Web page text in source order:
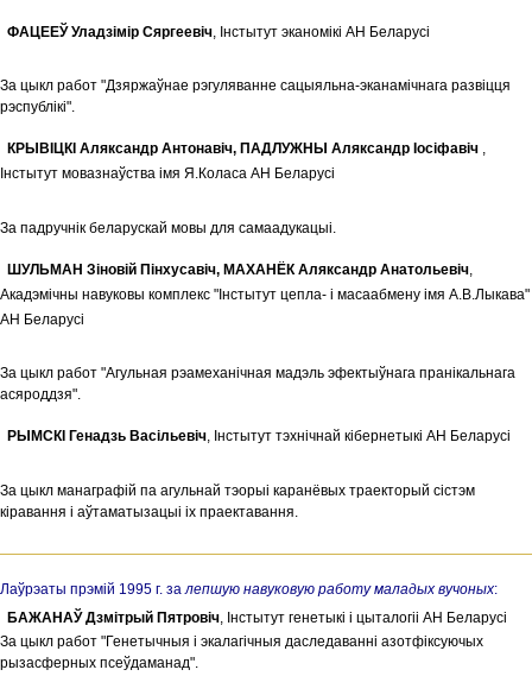
ФАЦЕЕЎ Уладзімір Сяргеевіч , Інстытут эканомікі АН Беларусi
За цыкл работ "Дзяржаўнае рэгуляванне сацыяльна-эканамічнага развіцця
рэспублікі".
КРЫВIЦКІ Аляксандр Антонавіч, ПАДЛУЖНЫ Аляксандр Іосіфавіч ,
Інстытут мовазнаўства iмя Я.Коласа АН Беларусi
За падручнік беларускай мовы для самаадукацыі.
ШУЛЬМАН Зіновій Пінхусавіч, МАХАНЁК Аляксандр Анатольевіч
Акадэмiчны навуковы комплекс "Iнстытут цепла- i масаабмену iмя А.В.Лыкава"
АН Беларусi
За цыкл работ "Агульная рэамеханiчная мадэль эфектыўнага пранiкальнага
асяроддзя".
РЫМСКІ Генадзь Васiльевiч, Iнстытут тэхнiчнай кiбернетыкi АН Беларусi
За цыкл манаграфій па агульнай тэорыі каранёвых траекторый сiстэм
кіравання i аўтаматызацыі iх праектавання.
Лаўрэаты прэмій 1995 г. за лепшую навуковую работу маладых вучоных:
БАЖАНАЎ Дзмiтрый Пятровiч , Інстытут генетыкi i цыталогii АН Беларусi
За цыкл работ "Генетычныя i экалагiчныя даследаваннi азотфiксуючых
рызасферных псеўдаманад".